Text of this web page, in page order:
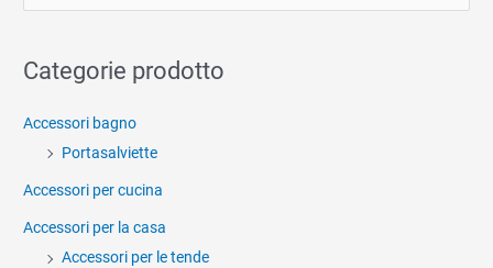
c
:
Categorie prodotto
Accessori bagno
Portasalviette
Accessori per cucina
Accessori per la casa
Accessori per le tende